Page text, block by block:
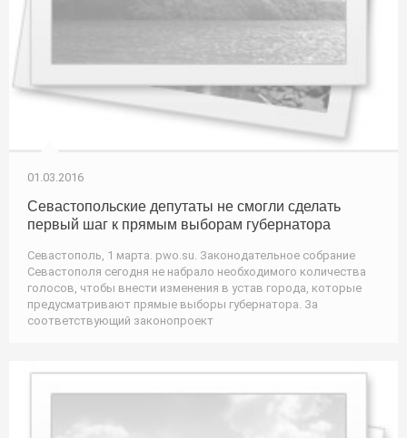
01.03.2016
Севастопольские депутаты не смогли сделать
первый шаг к прямым выборам губернатора
Севастополь, 1 марта. pwo.su. Законодательное собрание
Севастополя сегодня не набрало необходимого количества
голосов, чтобы внести изменения в устав города, которые
предусматривают прямые выборы губернатора. За
соответствующий законопроект